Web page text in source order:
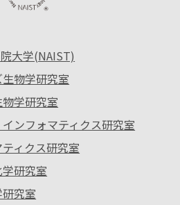
大学(NAIST)
物学研究室
学研究室
ンフォマティクス研究室
ィクス研究室
研究室
究室